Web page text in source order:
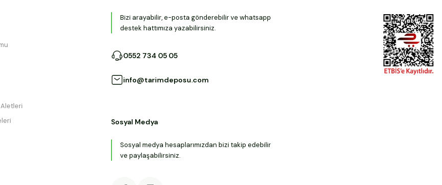
Bizi arayabilir, e-posta gönderebilir ve whatsapp
destek hattımıza yazabilirsiniz.
0552 734 05 05
info@tarimdeposu.com
Sosyal Medya
Sosyal medya hesaplarımızdan bizi takip edebilir
ve paylaşabilirsiniz.